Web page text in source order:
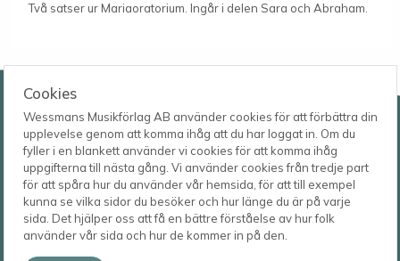
Cookies
Wessmans Musikförlag AB använder cookies för att förbättra din
upplevelse genom att komma ihåg att du har loggat in. Om du
fyller i en blankett använder vi cookies för att komma ihåg
uppgifterna till nästa gång. Vi använder cookies från tredje part
för att spåra hur du använder vår hemsida, för att till exempel
kunna se vilka sidor du besöker och hur länge du är på varje
sida. Det hjälper oss att få en bättre förståelse av hur folk
använder vår sida och hur de kommer in på den.
Två satser ur Mariaoratorium. Ingår i delen Sara och Abraham.
Wessmans Musikförlag AB
Leverans- och besöksadress
Bingebygatan 11 B
621 41 VISBY
Postadress
Box 1253
621 23 VISBY
Telefon
0498-22 61 32
E-post
order@wessmans.com